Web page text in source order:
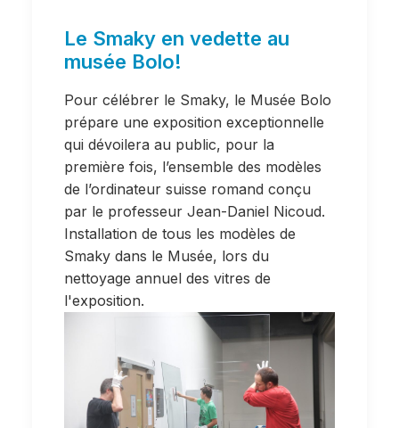
Le Smaky en vedette au
musée Bolo!
Pour célébrer le Smaky, le Musée Bolo
prépare une exposition exceptionnelle
qui dévoilera au public, pour la
première fois, l’ensemble des modèles
de l’ordinateur suisse romand conçu
par le professeur Jean-Daniel Nicoud.
Installation de tous les modèles de
Smaky dans le Musée, lors du
nettoyage annuel des vitres de
l'exposition.